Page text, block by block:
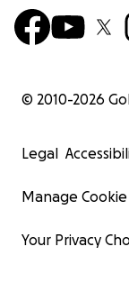
© 2010-2026
Legal
Manage
Your Privacy